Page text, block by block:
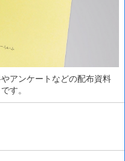
アンケートなどの配布資料
す。